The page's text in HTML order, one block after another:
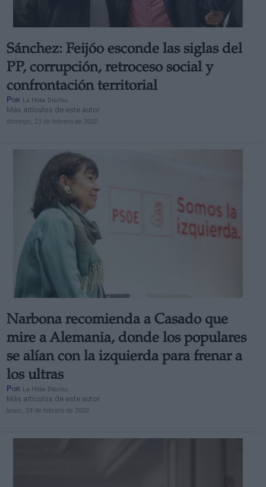
Sánchez: Feijóo esconde las siglas del
PP, corrupción, retroceso social y
confrontación territorial
Por La Hora Digital
Más artículos de este autor
domingo, 23 de febrero de 2020
Narbona recomienda a Casado que
mire a Alemania, donde los populares
se alían con la izquierda para frenar a
los ultras
Por La Hora Digital
Más artículos de este autor
lunes, 24 de febrero de 2020